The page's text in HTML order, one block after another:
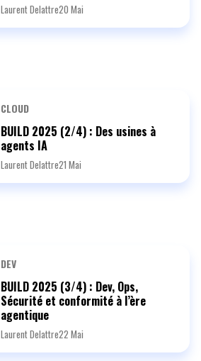
Laurent Delattre20 Mai
CLOUD
BUILD 2025 (2/4) : Des usines à
agents IA
Laurent Delattre21 Mai
DEV
BUILD 2025 (3/4) : Dev, Ops,
Sécurité et conformité à l’ère
agentique
Laurent Delattre22 Mai